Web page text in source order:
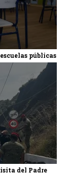
públicas
del Padre